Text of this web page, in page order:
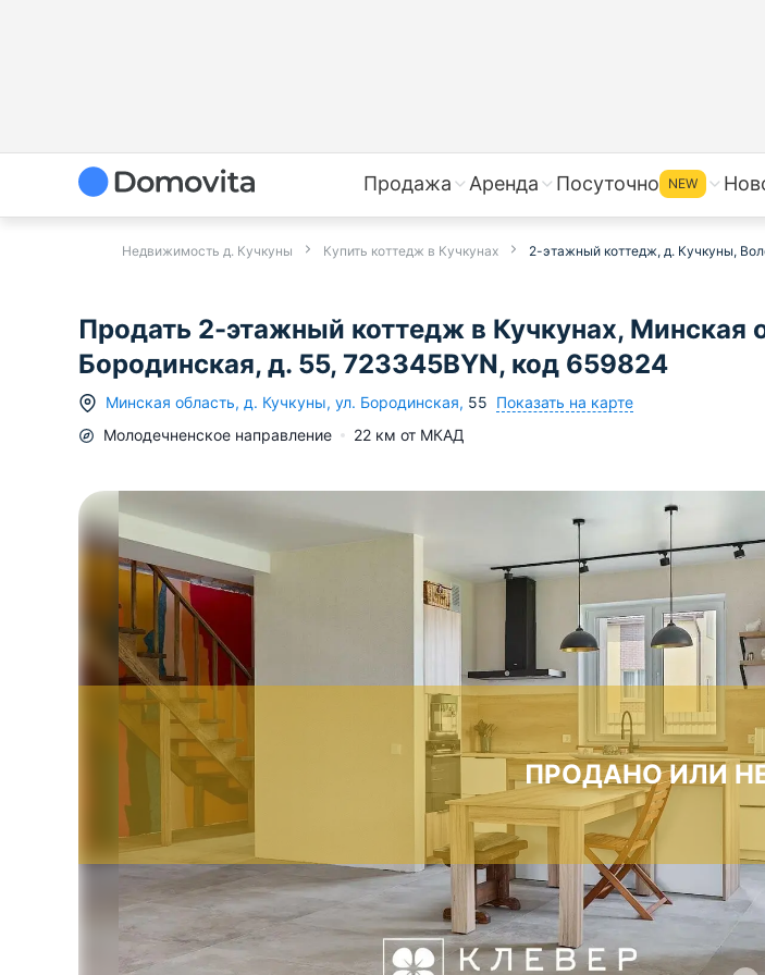
Продажа Аренда Посуточно NEW
Недвижимость д. Кучкуны Купить коттедж в Кучкунах 2-этажный коттедж, д. Кучкуны,
Продать 2-этажный коттедж в Кучкунах, Минская
Бородинская, д. 55, 723345BYN, код 659824
Минская область, д. Кучкуны, ул. Бородинская, 55 Показать на карте
Молодечненское направление 22 км от МКАД
ПРОДАНО ИЛИ